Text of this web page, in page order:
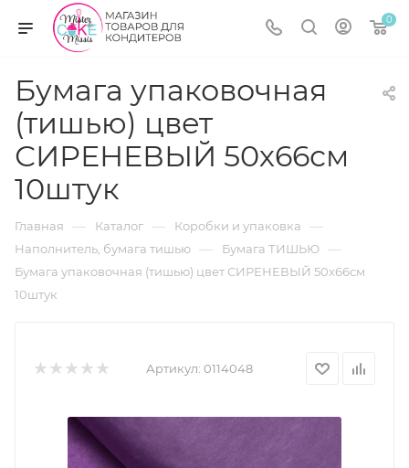
0
Бумага упаковочная
(тишью) цвет
СИРЕНЕВЫЙ 50х66см
10штук
Главная — Каталог — Коробки и упаковка —
Наполнитель, бумага тишью — Бумага ТИШЬЮ —
Бумага упаковочная (тишью) цвет СИРЕНЕВЫЙ 50х66см
10штук
Артикул: 0114048